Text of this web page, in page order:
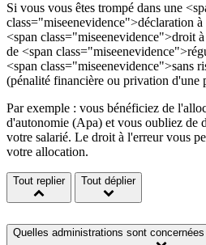
Si vous vous êtes trompé dans une
class="miseenevidence">déclaration
<span class="miseenevidence">droit
de <span
<span class="miseenevidence">sans
(pénalité financière ou privation d'une
Par exemple : vous bénéficiez de
d'autonomie (Apa) et vous oubliez de
votre salarié. Le droit à l'erreur vous
votre allocation.
Tout replier Tout déplier
Quelles administrations sont